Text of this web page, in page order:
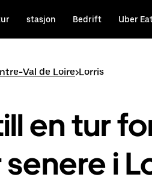
stasjon Bedrift Uber
Val de Loire>Lorris
en tur
i